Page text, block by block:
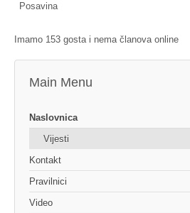
Posavina
Imamo 153 gosta i nema članova online
Main Menu
Naslovnica
Vijesti
Kontakt
Pravilnici
Video